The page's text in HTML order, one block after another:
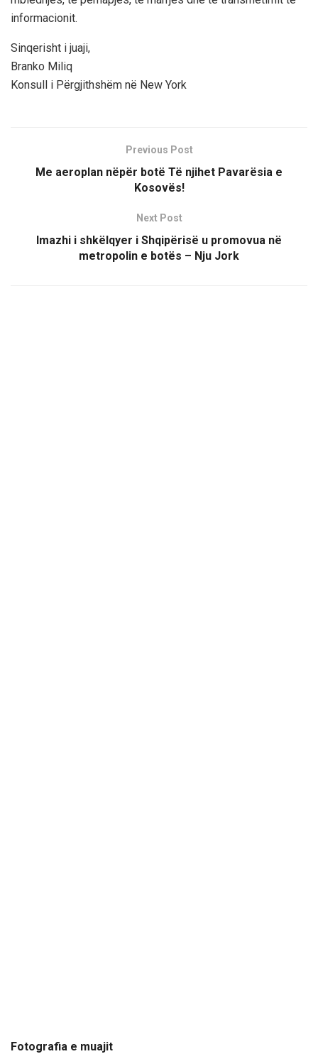
informacionit.
Sinqerisht i juaji,
Branko Miliq
Konsull i Përgjithshëm në New York
Previous Post
Me aeroplan nëpër botë Të njihet Pavarësia e
Kosovës!
Next Post
Imazhi i shkëlqyer i Shqipërisë u promovua në
metropolin e botës – Nju Jork
Fotografia e muajit